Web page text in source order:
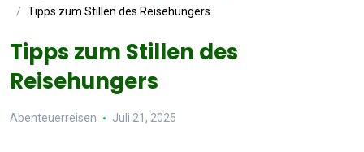
Tipps zum Stillen des Reisehungers
Tipps zum Stillen des
Reisehungers
Abenteuerreisen Juli 21, 2025